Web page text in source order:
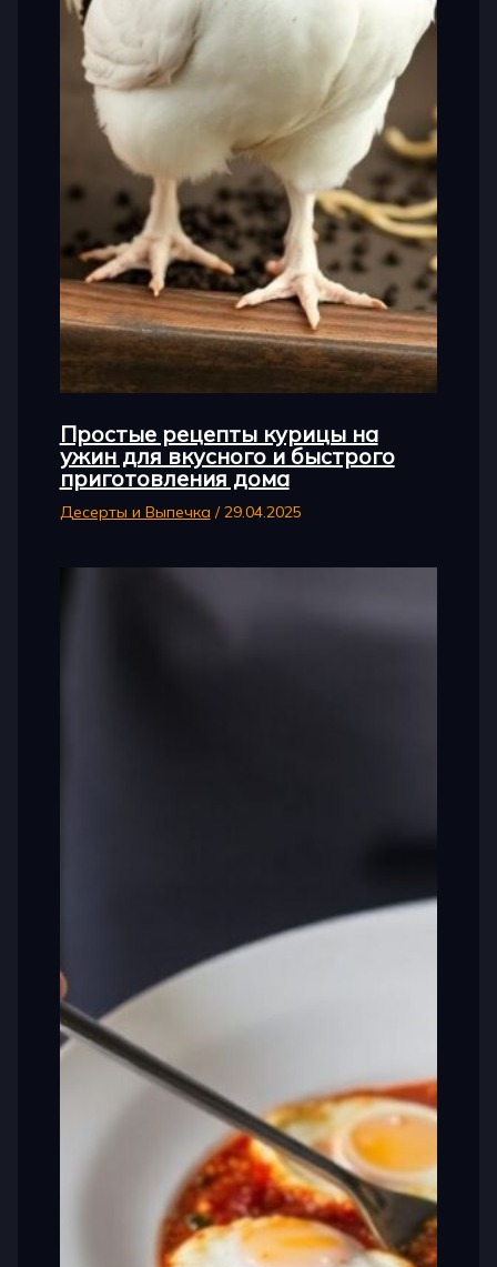
Простые рецепты курицы на
ужин для вкусного и быстрого
приготовления дома
Десерты и Выпечка /29.04.2025